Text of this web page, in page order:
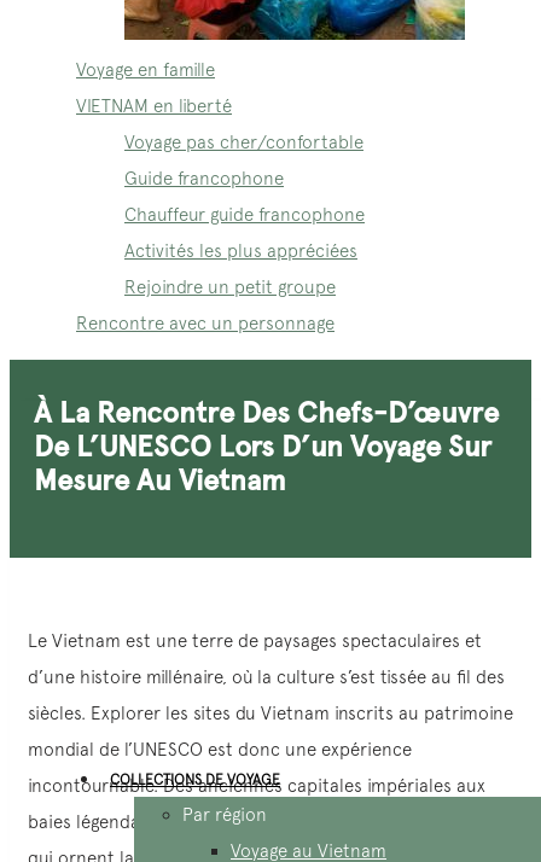
Voyage en famille
VIETNAM en liberté
Voyage pas cher/confortable
Guide francophone
Chauffeur guide francophone
Activités les plus appréciées
Rejoindre un petit groupe
Rencontre avec un personnage
COLLECTIONS DE VOYAGE
Par région
Voyage au Vietnam
À La Rencontre Des Chefs-D’œuvre
De L’UNESCO Lors D’un Voyage Sur
Mesure Au Vietnam
Le Vietnam est une terre de paysages spectaculaires et
d’une histoire millénaire, où la culture s’est tissée au fil des
siècles. Explorer les sites du Vietnam inscrits au patrimoine
mondial de l’UNESCO est donc une expérience
incontournable. Des anciennes capitales impériales aux
baies légendaires, ces lieux emblématiques sont les joyaux
qui ornent la couronne de tout circuit sur mesure au